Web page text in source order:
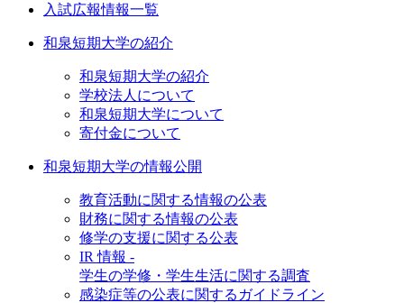
入試広報情報一覧
和泉短期大学の紹介
和泉短期大学の紹介
学校法人について
和泉短期大学について
寄付金について
和泉短期大学の情報公開
教育活動に関する情報の公表
財務に関する情報の公表
修学の支援に関する公表
IR 情報 -
学生の学修・学生生活に関する調査
感染症等の公表に関するガイドライン